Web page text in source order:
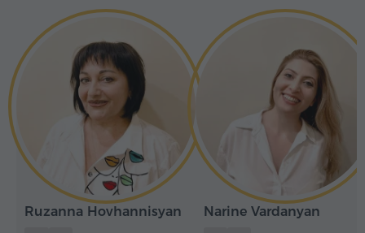
Ruzanna Hovhannisyan Narine Vardanyan